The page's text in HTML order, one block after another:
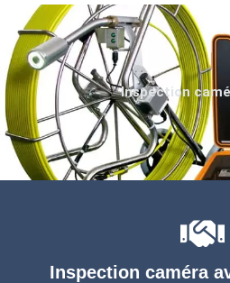
Inspection caméra
Inspection